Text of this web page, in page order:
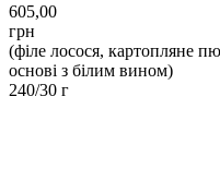
605,00
грн
(філе лосося, картопляне
основі з білим вином)
240/30 г